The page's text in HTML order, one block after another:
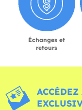
Échanges et
retours